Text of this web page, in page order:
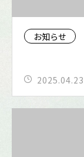
お知らせ
2025.04.23